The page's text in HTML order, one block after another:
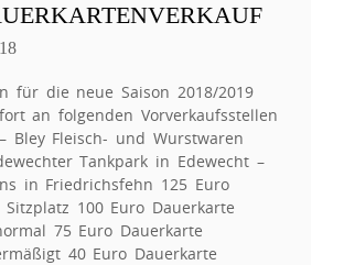
für die neue Saison 2018/2019
an folgenden Vorverkaufsstellen
Bley Fleisch- und Wurstwaren
Tankpark in Edewecht –
in Friedrichsfehn 125 Euro
Sitzplatz 100 Euro Dauerkarte
75 Euro Dauerkarte
40 Euro Dauerkarte